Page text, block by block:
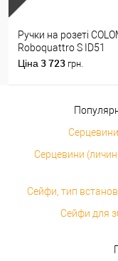
Ручки на розеті
Roboquattro S ID51
(PT19BZG-PT13)
Ціна 3 723 грн.
Серцевини
Сейфи, тип
Сейфи для